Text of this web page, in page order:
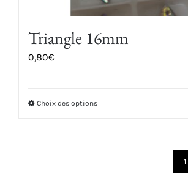
Triangle 16mm
0,80€
Choix des optionsCe
1